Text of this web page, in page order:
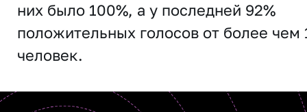
них было 100%, а у последней 92%
положительных голосов от более чем
человек.